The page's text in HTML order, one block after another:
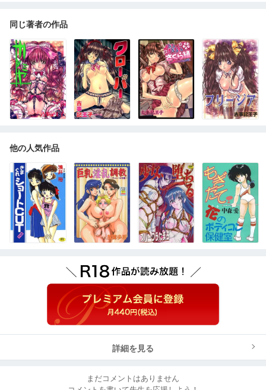
同じ著者の作品
他の人気作品
詳細を見る
まだコメントはありません